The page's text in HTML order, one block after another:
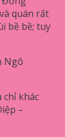
quán rất
bề bề; tuy
Ngô
chỉ khác
–